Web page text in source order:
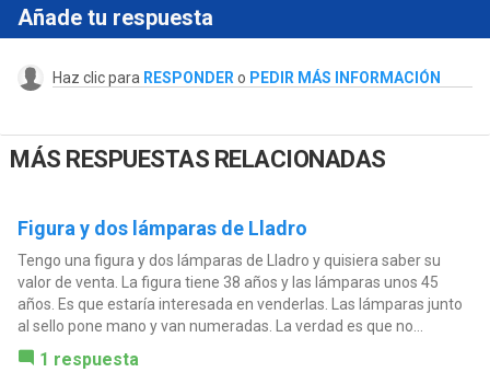
Añade tu respuesta
Haz clic para RESPONDER o PEDIR MÁS INFORMACIÓN
MÁS RESPUESTAS RELACIONADAS
Figura y dos lámparas de Lladro
Tengo una figura y dos lámparas de Lladro y quisiera saber su
valor de venta. La figura tiene 38 años y las lámparas unos 45
años. Es que estaría interesada en venderlas. Las lámparas junto
al sello pone mano y van numeradas. La verdad es que no...
1 respuesta